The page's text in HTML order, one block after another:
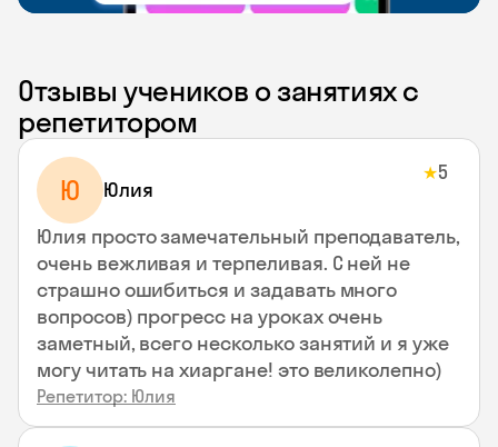
Отзывы учеников о занятиях с
репетитором
Ю Юлия
★5
Юлия просто замечательный преподаватель,
очень вежливая и терпеливая. С ней не
страшно ошибиться и задавать много
вопросов) прогресс на уроках очень
заметный, всего несколько занятий и я уже
могу читать на хиаргане! это великолепно)
Репетитор: Юлия